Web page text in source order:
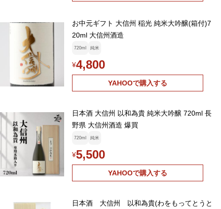
お中元ギフト 大信州 稲光 純米大吟醸(箱付)7
20ml 大信州酒造
720ml 純米
¥4,800
YAHOOで購入する
日本酒 大信州 以和為貴 純米大吟醸 720ml 長
野県 大信州酒造 爆買
720ml 純米
¥5,500
YAHOOで購入する
日本酒 大信州 以和為貴(わをもってとうと